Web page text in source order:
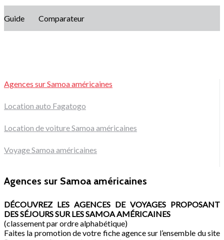
Guide Comparateur
Agences sur Samoa américaines
Location auto Fagatogo
Location de voiture Samoa américaines
Voyage Samoa américaines
Agences sur Samoa américaines
DÉCOUVREZ LES AGENCES DE VOYAGES PROPOSANT
DES SÉJOURS SUR LES SAMOA AMÉRICAINES
(classement par ordre alphabétique)
Faites la promotion de votre fiche agence sur l’ensemble du site